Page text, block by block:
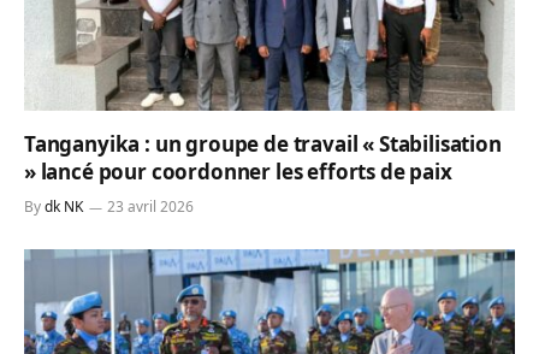
Tanganyika : un groupe de travail « Stabilisation
» lancé pour coordonner les efforts de paix
Bydk NK 23 avril 2026